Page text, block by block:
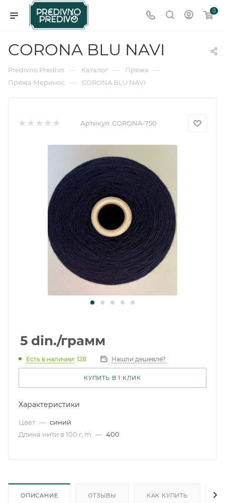
0
CORONA BLU NAVI
Predivno Predivo — Каталог — Пряжа —
Пряжа Меринос — CORONA BLU NAVI
Артикул: CORONA-750
5 din./грамм
Есть в наличии: 128 Нашли дешевле?
КУПИТЬ В 1 КЛИК
Характеристики
Цвет — синий
Длина нити в 100 г, m — 400
ОПИСАНИЕ ОТЗЫВЫ КАК КУПИТЬ